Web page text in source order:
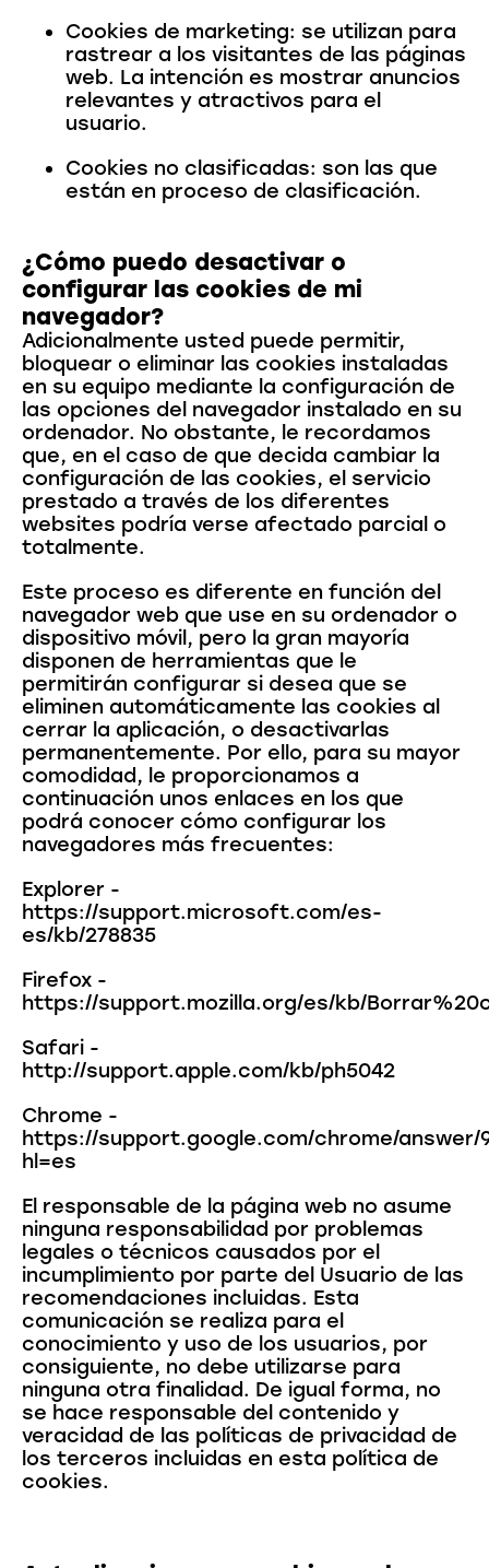
Cookies de marketing: se utilizan para
rastrear a los visitantes de las páginas
web. La intención es mostrar anuncios
relevantes y atractivos para el
usuario.
Cookies no clasificadas: son las que
están en proceso de clasificación.
¿Cómo puedo desactivar o
configurar las cookies de mi
navegador?
Adicionalmente usted puede permitir,
bloquear o eliminar las cookies instaladas
en su equipo mediante la configuración de
las opciones del navegador instalado en su
ordenador. No obstante, le recordamos
que, en el caso de que decida cambiar la
configuración de las cookies, el servicio
prestado a través de los diferentes
websites podría verse afectado parcial o
totalmente.
Este proceso es diferente en función del
navegador web que use en su ordenador o
dispositivo móvil, pero la gran mayoría
disponen de herramientas que le
permitirán configurar si desea que se
eliminen automáticamente las cookies al
cerrar la aplicación, o desactivarlas
permanentemente. Por ello, para su mayor
comodidad, le proporcionamos a
continuación unos enlaces en los que
podrá conocer cómo configurar los
navegadores más frecuentes:
Explorer -
https://support.microsoft.com/es-
es/kb/278835
Firefox -
https://support.mozilla.org/es/kb/
Safari -
http://support.apple.com/kb/ph5042
Chrome -
https://support.google.com/chrome/answer/
hl=es
El responsable de la página web no asume
ninguna responsabilidad por problemas
legales o técnicos causados por el
incumplimiento por parte del Usuario de las
recomendaciones incluidas. Esta
comunicación se realiza para el
conocimiento y uso de los usuarios, por
consiguiente, no debe utilizarse para
ninguna otra finalidad. De igual forma, no
se hace responsable del contenido y
veracidad de las políticas de privacidad de
los terceros incluidas en esta política de
cookies.